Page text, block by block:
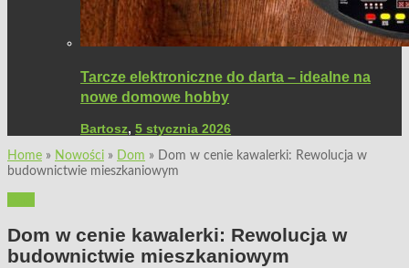
Tarcze elektroniczne do darta – idealne na
nowe domowe hobby
Bartosz, 5 stycznia 2026
Home » Nowości » Dom » Dom w cenie kawalerki: Rewolucja w
budownictwie mieszkaniowym
Dom w cenie kawalerki: Rewolucja w
budownictwie mieszkaniowym